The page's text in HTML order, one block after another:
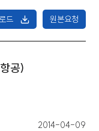
드 원본요청
공)
2014-04-09